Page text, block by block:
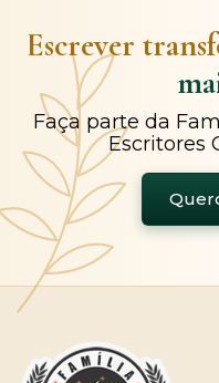
Escrever
Faça parte da
Escritores